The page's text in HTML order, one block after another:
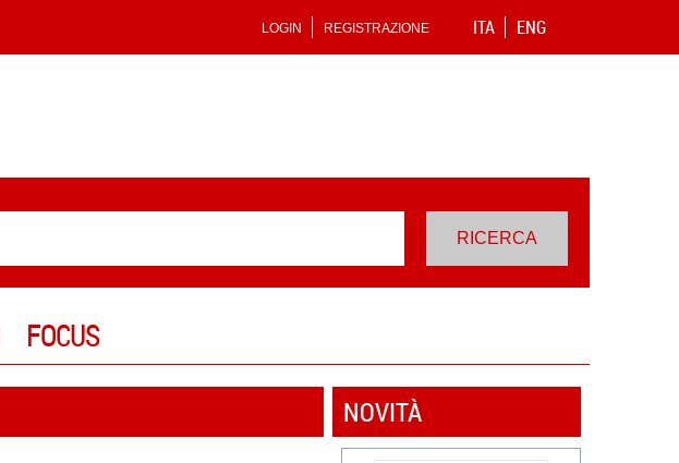
ITA ENG
LOGIN REGISTRAZIONE
FOCUS
NOVITÀ